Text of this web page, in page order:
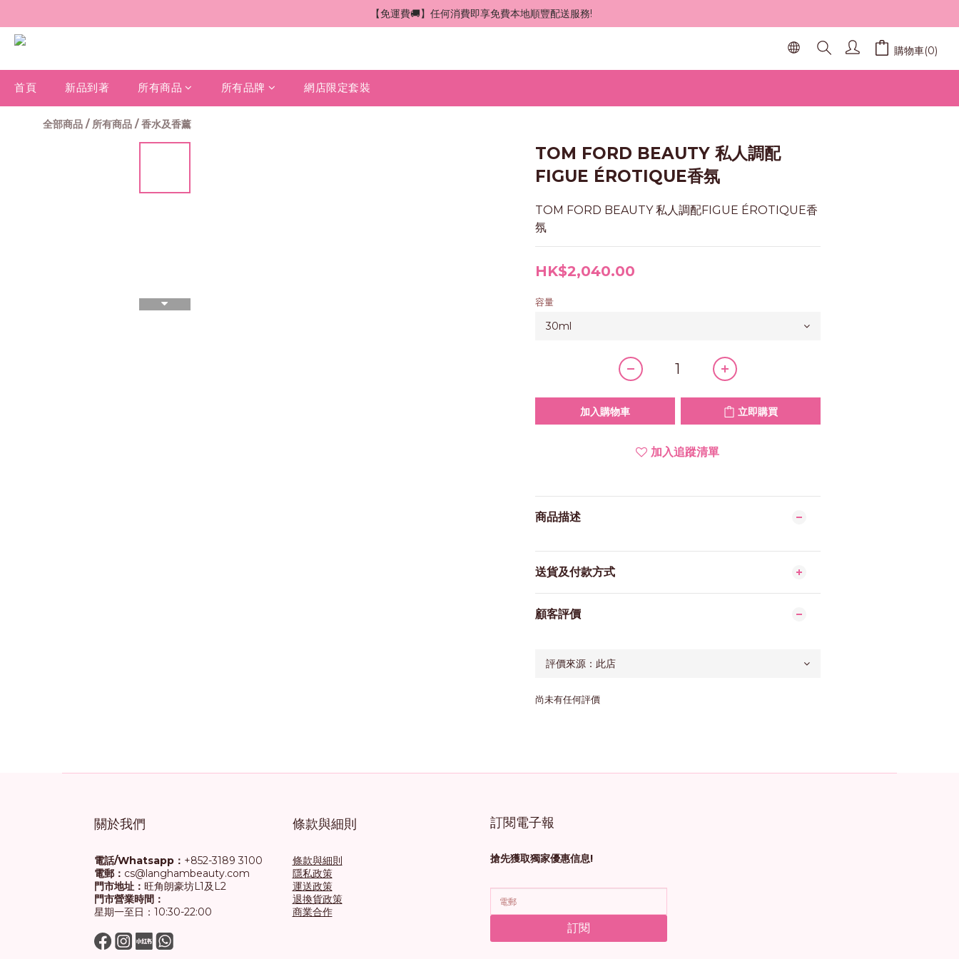
【免運費🚚】任何消費即享免費本地順豐配送服務!
購物車(0)
首頁 新品到著 所有商品 所有品牌 網店限定套裝
全部商品 / 所有商品 /香水及香薰
TOM FORD BEAUTY 私人調配
FIGUE ÉROTIQUE香氛
TOM FORD BEAUTY 私人調配FIGUE ÉROTIQUE香
氛
HK$2,040.00
容量
加入購物車 立即購買
加入追蹤清單
商品描述
送貨及付款方式
顧客評價
尚未有任何評價
立即購買
關於我們
電話/Whatsapp： +852-3189 3100
電郵： cs@langhambeauty.com
門市地址： 旺角朗豪坊L1及L2
門市營業時間：
星期一至日：10:30-22:00
條款與細則
條款與細則
隱私政策
運送政策
退換貨政策
商業合作
訂閱電子報
搶先獲取獨家優惠信息!
訂閱